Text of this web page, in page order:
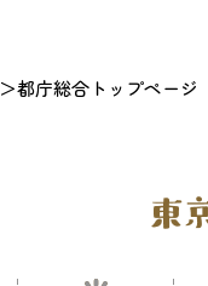
＞都庁総合トップページ